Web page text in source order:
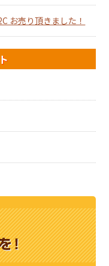
ELS-02C お売り頂きました！